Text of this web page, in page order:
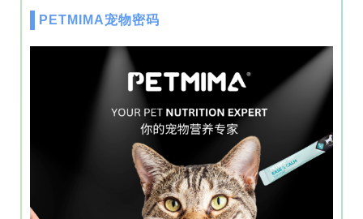
PETMIMA宠物密码